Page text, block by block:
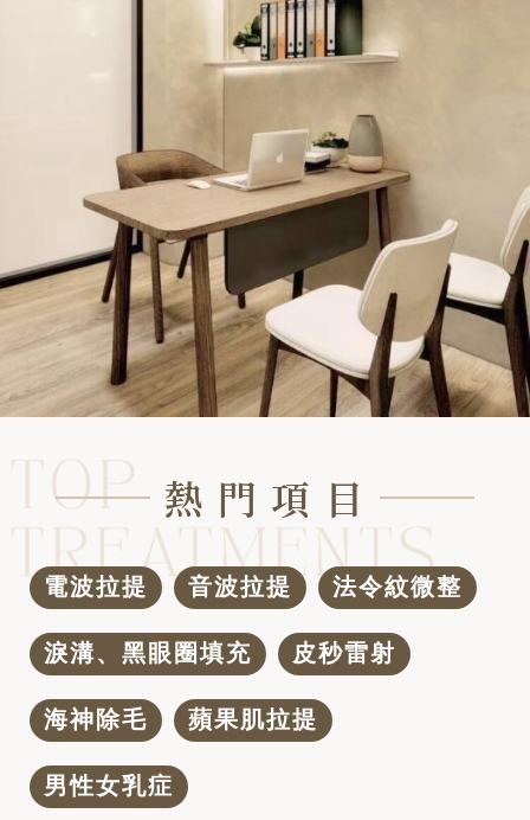
熱 門 項 目
電波拉提 音波拉提 法令紋微整
淚溝、黑眼圈填充 皮秒雷射
海神除毛 蘋果肌拉提
男性女乳症